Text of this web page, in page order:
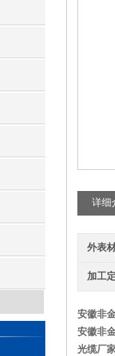
详细
外表
加工
安徽非
安徽非
光缆厂